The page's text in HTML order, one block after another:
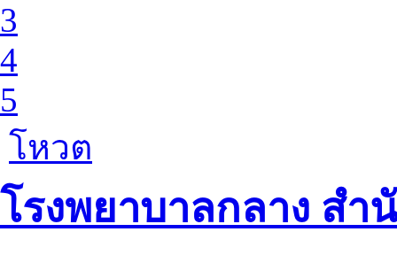
3
4
5
โหวต
โรงพยาบาลกลาง สำ